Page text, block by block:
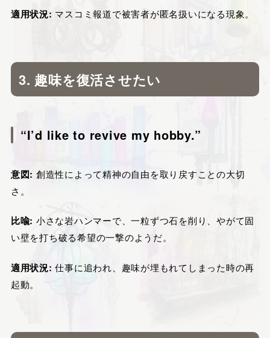
適用状況: マスコミ報道で被害者が匿名扱いになる現象。
3. 趣味を復活させたい
“I’d like to revive my hobby.”
意図: 創造性によって精神の自由を取り戻すことの大切
さ。
比喩: 小さな岩ハンマーで、一粒ずつ石を削り、やがて固
い壁を打ち破る希望の一撃のようだ。
適用状況: 仕事に追われ、趣味が埋もれてしまった時の再
起動。